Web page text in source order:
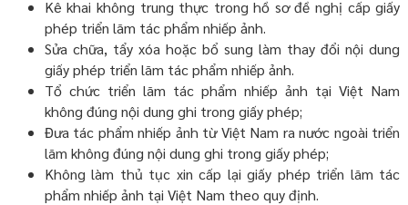
Kê khai không trung thực trong hồ sơ đề nghị cấp giấy
phép triển lãm tác phẩm nhiếp ảnh.
Sửa chữa, tẩy xóa hoặc bổ sung làm thay đổi nội dung
giấy phép triển lãm tác phẩm nhiếp ảnh.
Tổ chức triển lãm tác phẩm nhiếp ảnh tại Việt Nam
không đúng nội dung ghi trong giấy phép;
Đưa tác phẩm nhiếp ảnh từ Việt Nam ra nước ngoài triển
lãm không đúng nội dung ghi trong giấy phép;
Không làm thủ tục xin cấp lại giấy phép triển lãm tác
phẩm nhiếp ảnh tại Việt Nam theo quy định.